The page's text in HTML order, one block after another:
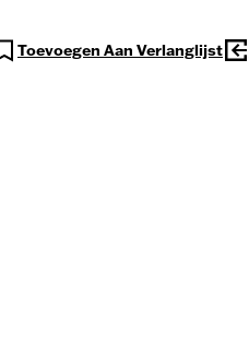
Toevoegen Aan Verlanglijst